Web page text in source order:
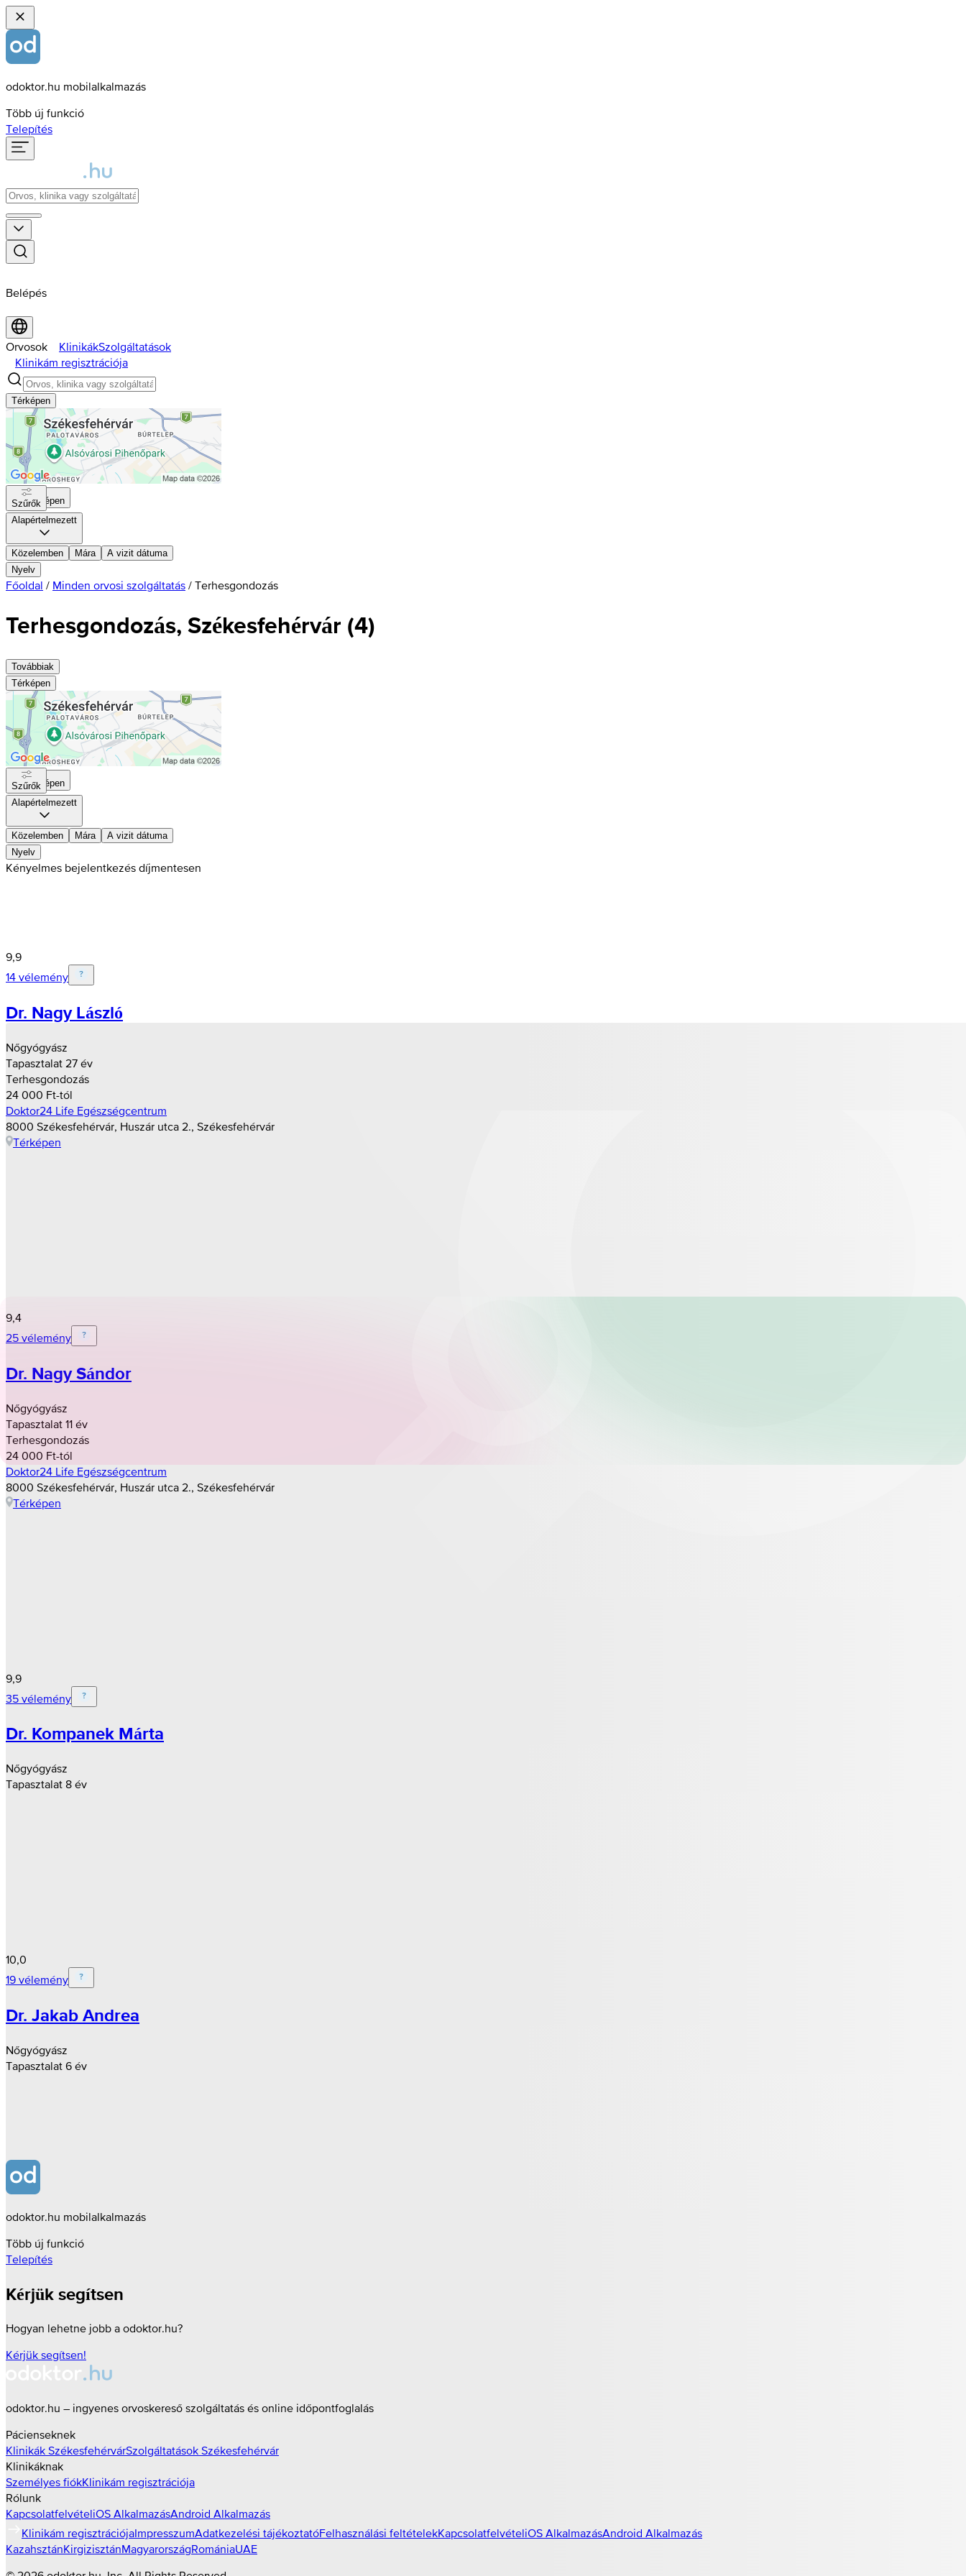
odoktor.hu mobilalkalmazás
Több új funkció
Telepítés
Belépés
Orvosok KlinikákSzolgáltatások
Klinikám regisztrációja
Térképen
Térképen
Szűrők
Alapértelmezett
Közelemben Mára
A vizit dátuma
Nyelv
Főoldal / Minden orvosi szolgáltatás / Terhesgondozás
Terhesgondozás, Székesfehérvár (4)
Továbbiak
Térképen
Térképen
Szűrők
Alapértelmezett
Közelemben Mára
A vizit dátuma
Nyelv
Kényelmes bejelentkezés díjmentesen
9,9
14 vélemény
Dr. Nagy László
Nőgyógyász
Tapasztalat 27 év
Terhesgondozás
24 000 Ft-tól
Doktor24 Life Egészségcentrum
8000 Székesfehérvár, Huszár utca 2., Székesfehérvár
Térképen
9,4
25 vélemény
Dr. Nagy Sándor
Nőgyógyász
Tapasztalat 11 év
Terhesgondozás
24 000 Ft-tól
Doktor24 Life Egészségcentrum
8000 Székesfehérvár, Huszár utca 2., Székesfehérvár
Térképen
9,9
35 vélemény
Dr. Kompanek Márta
Nőgyógyász
Tapasztalat 8 év
10,0
19 vélemény
Dr. Jakab Andrea
Nőgyógyász
Tapasztalat 6 év
odoktor.hu mobilalkalmazás
Több új funkció
Telepítés
Kérjük segítsen
Hogyan lehetne jobb a odoktor.hu?
Kérjük segítsen!
odoktor.hu – ingyenes orvoskereső szolgáltatás és online időpontfoglalás
Pácienseknek
Klinikák SzékesfehérvárSzolgáltatások Székesfehérvár
Klinikáknak
Személyes fiókKlinikám regisztrációja
Rólunk
KapcsolatfelvételiOS AlkalmazásAndroid Alkalmazás
Klinikám regisztrációjaImpresszumAdatkezelési tájékoztatóFelhasználási feltételekKapcsolatfelvételiOS AlkalmazásAndroid Alkalmazás
KazahsztánKirgizisztánMagyarországRomániaUAE